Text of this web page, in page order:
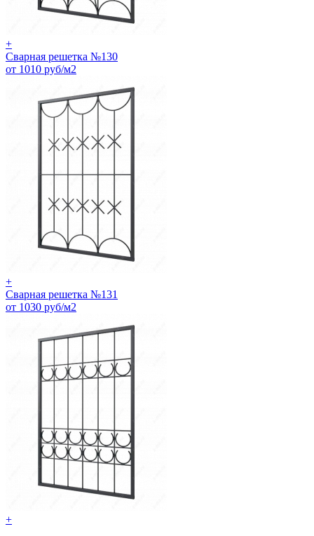
+
Сварная решетка №130
от 1010 руб/м2
+
Сварная решетка №131
от 1030 руб/м2
+